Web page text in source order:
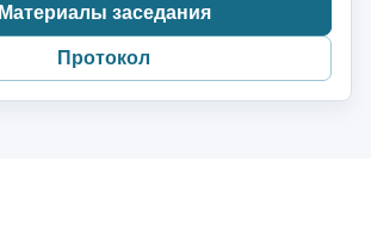
Материалы заседания
Протокол